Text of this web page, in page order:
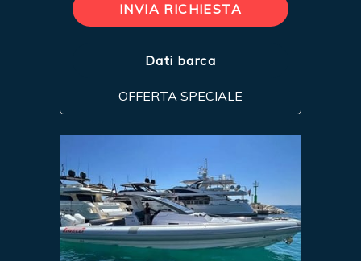
INVIA RICHIESTA
Dati barca
OFFERTA SPECIALE